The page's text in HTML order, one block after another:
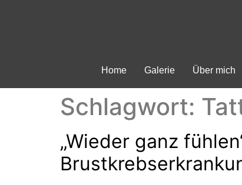
Home Galerie Über mich
Schlagwort:
„Wieder ganz